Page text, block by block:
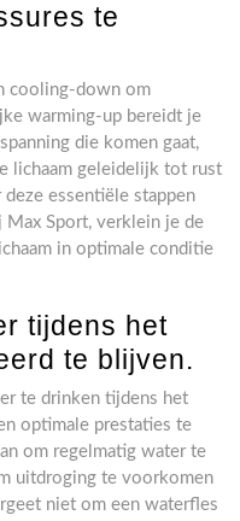
te
cooling-down om
warming-up bereidt je
die komen gaat,
lichaam geleidelijk tot rust
essentiële stappen
Sport, verklein je de
in optimale conditie
tijdens het
te blijven.
te drinken tijdens het
optimale prestaties te
om regelmatig water te
uitdroging te voorkomen
niet om een waterfles